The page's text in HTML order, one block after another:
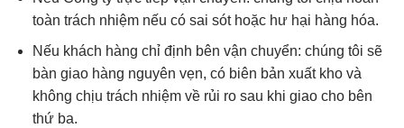
toàn trách nhiệmnếu có sai sót hoặc hư hại hàng hóa.
Nếu khách hàng chỉ định bên vận chuyển: chúng tôi sẽ
bàn giao hàng nguyên vẹn, có biên bản xuất kho và
không chịu trách nhiệm về rủi ro sau khi giao cho bên
thứ ba.